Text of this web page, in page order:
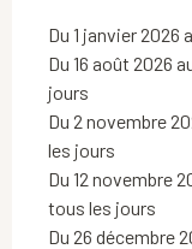
Du 1 janvier 2026
Du 16 août 2026
jours
Du 2 novembre
les jours
Du 12 novembre
tous les jours
Du 26 décembre